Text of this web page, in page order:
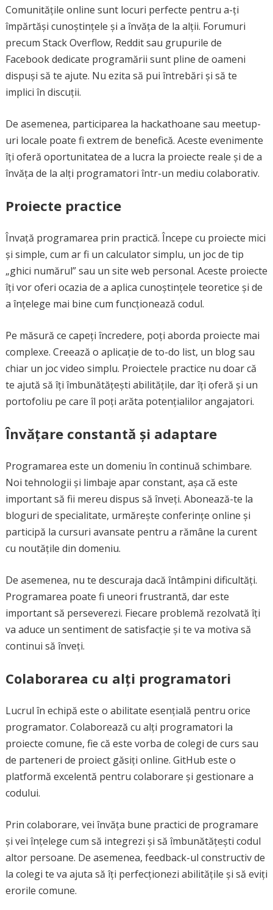
Comunitățile online sunt locuri perfecte pentru a-ți
împărtăși cunoștințele și a învăța de la alții. Forumuri
precum Stack Overflow, Reddit sau grupurile de
Facebook dedicate programării sunt pline de oameni
dispuși să te ajute. Nu ezita să pui întrebări și să te
implici în discuții.
De asemenea, participarea la hackathoane sau meetup-
uri locale poate fi extrem de benefică. Aceste evenimente
îți oferă oportunitatea de a lucra la proiecte reale și de a
învăța de la alți programatori într-un mediu colaborativ.
Proiecte practice
Învață programarea prin practică. Începe cu proiecte mici
și simple, cum ar fi un calculator simplu, un joc de tip
„ghici numărul” sau un site web personal. Aceste proiecte
îți vor oferi ocazia de a aplica cunoștințele teoretice și de
a înțelege mai bine cum funcționează codul.
Pe măsură ce capeți încredere, poți aborda proiecte mai
complexe. Creează o aplicație de to-do list, un blog sau
chiar un joc video simplu. Proiectele practice nu doar că
te ajută să îți îmbunătățești abilitățile, dar îți oferă și un
portofoliu pe care îl poți arăta potențialilor angajatori.
Învățare constantă și adaptare
Programarea este un domeniu în continuă schimbare.
Noi tehnologii și limbaje apar constant, așa că este
important să fii mereu dispus să înveți. Abonează-te la
bloguri de specialitate, urmărește conferințe online și
participă la cursuri avansate pentru a rămâne la curent
cu noutățile din domeniu.
De asemenea, nu te descuraja dacă întâmpini dificultăți.
Programarea poate fi uneori frustrantă, dar este
important să perseverezi. Fiecare problemă rezolvată îți
va aduce un sentiment de satisfacție și te va motiva să
continui să înveți.
Colaborarea cu alți programatori
Lucrul în echipă este o abilitate esențială pentru orice
programator. Colaborează cu alți programatori la
proiecte comune, fie că este vorba de colegi de curs sau
de parteneri de proiect găsiți online. GitHub este o
platformă excelentă pentru colaborare și gestionare a
codului.
Prin colaborare, vei învăța bune practici de programare
și vei înțelege cum să integrezi și să îmbunătățești codul
altor persoane. De asemenea, feedback-ul constructiv de
la colegi te va ajuta să îți perfecționezi abilitățile și să eviți
erorile comune.